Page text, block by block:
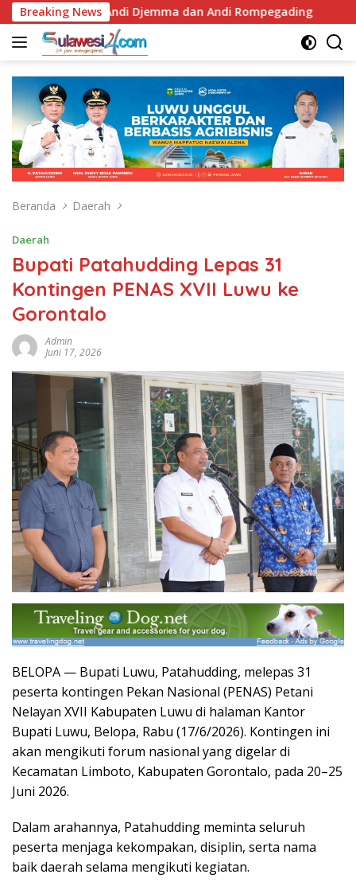
Langsung
ke
konten
Breaking News
Makam Andi Djemma dan Andi Rompegading
Beranda Daerah
Daerah
Bupati Patahudding Lepas 31
Kontingen PENAS XVII Luwu ke
Gorontalo
Admin
Juni 17, 2026
BELOPA — Bupati Luwu, Patahudding, melepas 31
peserta kontingen Pekan Nasional (PENAS) Petani
Nelayan XVII Kabupaten Luwu di halaman Kantor
Bupati Luwu, Belopa, Rabu (17/6/2026). Kontingen ini
akan mengikuti forum nasional yang digelar di
Kecamatan Limboto, Kabupaten Gorontalo, pada 20–25
Juni 2026.
​Dalam arahannya, Patahudding meminta seluruh
peserta menjaga kekompakan, disiplin, serta nama
baik daerah selama mengikuti kegiatan.